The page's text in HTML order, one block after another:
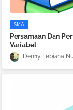
SMA
Persamaan Dan
Variabel
Denny Febiana